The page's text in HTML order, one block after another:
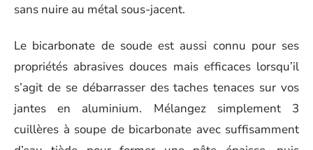
sans nuire au métal sous-jacent.
Le bicarbonate de soude est aussi connu pour ses
propriétés abrasives douces mais efficaces lorsqu’il
s’agit de se débarrasser des taches tenaces sur vos
jantes en aluminium. Mélangez simplement 3
cuillères à soupe de bicarbonate avec suffisamment